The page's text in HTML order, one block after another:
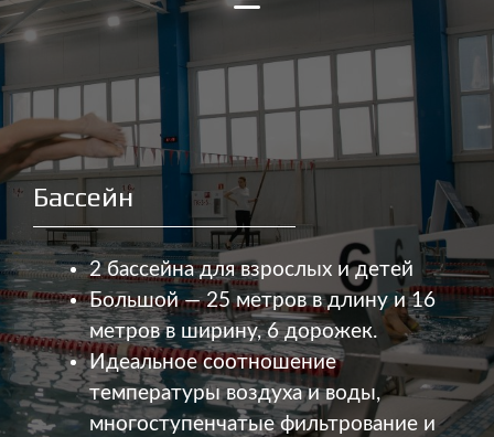
Бассейн
2 бассейна для взрослых и детей
Большой — 25 метров в длину и 16
метров в ширину, 6 дорожек.
Идеальное соотношение
температуры воздуха и воды,
многоступенчатые фильтрование и